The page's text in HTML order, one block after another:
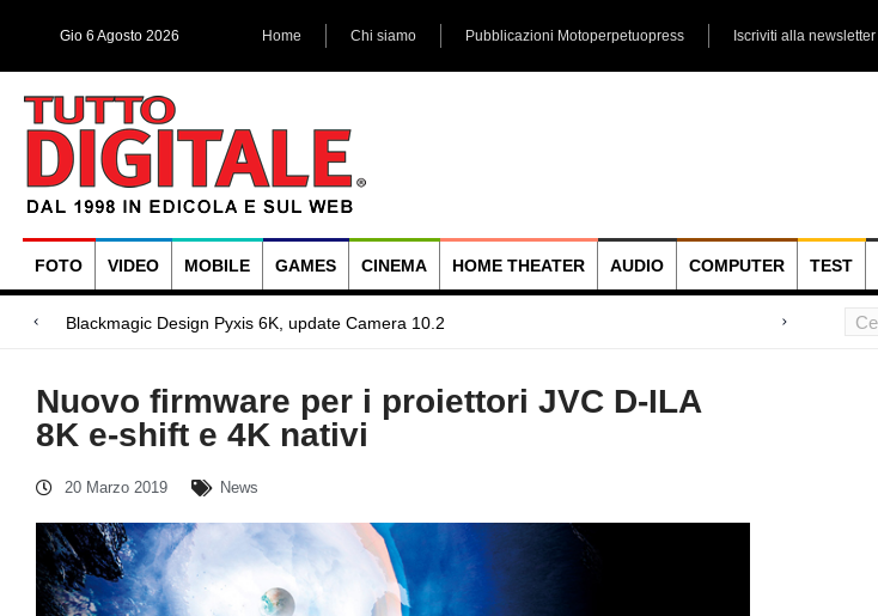
Gio 6 Agosto 2026 Home Chi siamo Pubblicazioni Motoperpetuopress Iscriviti alla newsletter
FOTO VIDEO MOBILE GAMES CINEMA HOME THEATER AUDIO COMPUTER TEST
Megadap M2RF,
Blackmagic Design UltraStudio Express 3G, due accessori ad hoc
Arri Rental, evoluzioni in arrivo
Nuovo firmware per i proiettori JVC D-ILA
8K e-shift e 4K nativi
20 Marzo 2019 News